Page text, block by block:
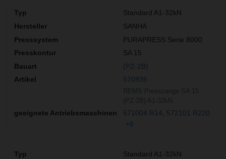
Standard A1-32kN
SANHA
PURAPRESS Serie 8000
SA 15
(PZ-2B)
570935
571004 R14
572101 R220
+6
Standard A1-32kN